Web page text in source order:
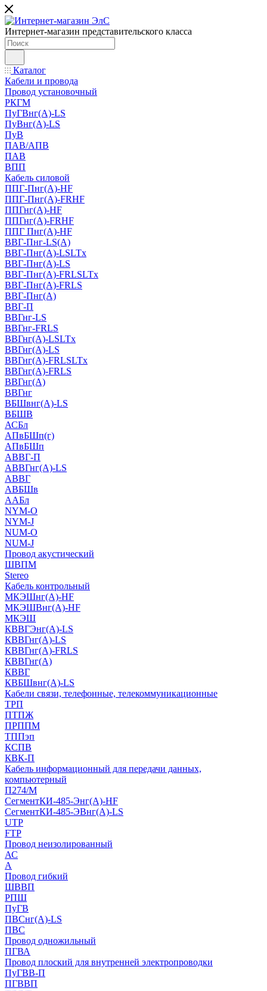
Интернет-магазин представительского класса
Каталог
Кабели и провода
Провод установочный
РКГМ
ПуГВнг(А)-LS
ПуВнг(А)-LS
ПуВ
ПАВ/АПВ
ПАВ
ВПП
Кабель силовой
ППГ-Пнг(А)-HF
ППГ-Пнг(А)-FRHF
ППГнг(А)-HF
ППГнг(А)-FRHF
ППГ Пнг(А)-HF
ВВГ-Пнг-LS(А)
ВВГ-Пнг(А)-LSLTx
ВВГ-Пнг(А)-LS
ВВГ-Пнг(А)-FRLSLTx
ВВГ-Пнг(А)-FRLS
ВВГ-Пнг(А)
ВВГ-П
ВВГнг-LS
ВВГнг-FRLS
ВВГнг(А)-LSLTx
ВВГнг(А)-LS
ВВГнг(А)-FRLSLTx
ВВГнг(А)-FRLS
ВВГнг(А)
ВВГнг
ВБШвнг(А)-LS
ВБШВ
АСБл
АПвБШп(г)
АПвБШп
АВВГ-П
АВВГнг(А)-LS
АВВГ
АВБШв
ААБл
NYM-O
NYM-J
NUM-О
NUM-J
Провод акустический
ШВПМ
Stereo
Кабель контрольный
МКЭШнг(A)-HF
МКЭШВнг(А)-HF
МКЭШ
КВВГЭнг(А)-LS
КВВГнг(А)-LS
КВВГнг(А)-FRLS
КВВГнг(А)
КВВГ
КВБШвнг(А)-LS
Кабели связи, телефонные, телекоммуникационные
ТРП
ПТПЖ
ПРППМ
ТППэп
КСПВ
КВК-П
Кабель информационный для передачи данных,
компьютерный
П274/М
СегментКИ-485-Энг(А)-HF
СегментКИ-485-ЭВнг(А)-LS
UTP
FTP
Провод неизолированный
АС
А
Провод гибкий
ШВВП
РПШ
ПуГВ
ПВСнг(А)-LS
ПВС
Провод одножильный
ПГВА
Провод плоский для внутренней электропроводки
ПуГВВ-П
ПГВВП